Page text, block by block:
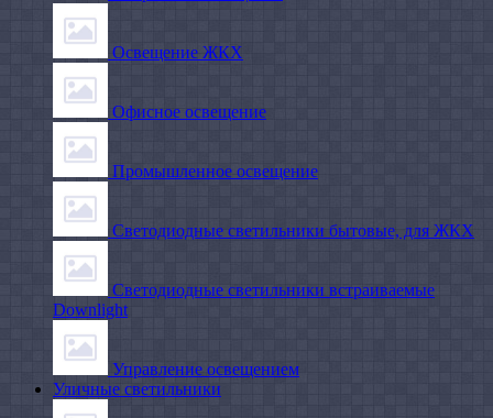
Освещение ЖКХ
Офисное освещение
Промышленное освещение
Светодиодные светильники бытовые, для ЖКХ
Светодиодные светильники встраиваемые
Downlight
Управление освещением
Уличные светильники